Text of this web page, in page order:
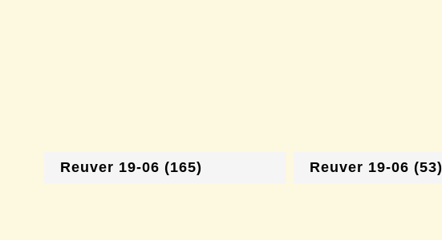
Reuver 19-06 (165) Reuver 19-06 (53)